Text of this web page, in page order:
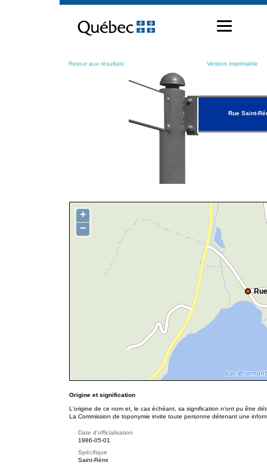
contenu
Retour aux résultats Version imprimable
Rue Saint-
+
−
Origine et signification
L'origine de ce nom et, le cas échéant, sa signification n’ont pu être
La Commission de toponymie invite toute personne détenant une
Date d'officialisation
1986-05-01
Spécifique
Saint-Rémi